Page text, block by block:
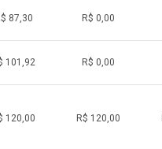
87,30 R$ 0,00
101,92 R$ 0,00
120,00 R$ 120,00